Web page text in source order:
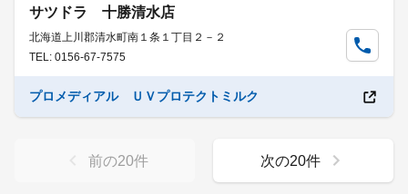
サツドラ 十勝清水店
北海道上川郡清水町南１条１丁目２－２
TEL: 0156-67-7575
プロメディアル ＵＶプロテクトミルク
前の20件 次の20件